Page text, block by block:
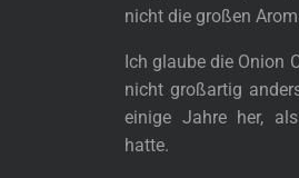
nicht die großen
Ich glaube die Onion
nicht großartig
einige Jahre her,
hatte.